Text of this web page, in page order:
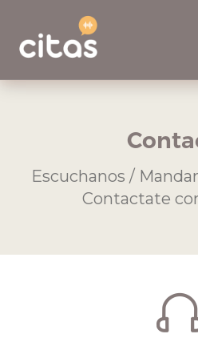
SUSCRIBITE A CITAS
Escuchanos /
Contactate